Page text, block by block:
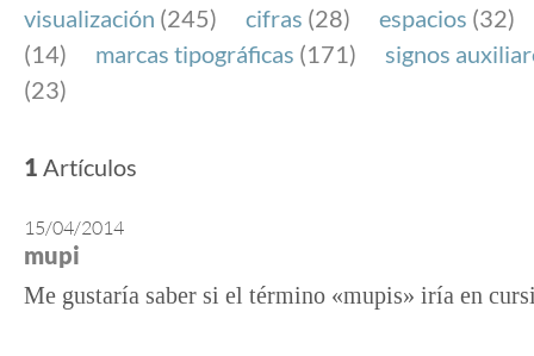
visualización (245) cifras (28) espacios (32)
(14)
marcas tipográficas (171)
signos
(23)
1 Artículos
15/04/2014
mupi
Me gustaría saber si el término «mupis» iría en